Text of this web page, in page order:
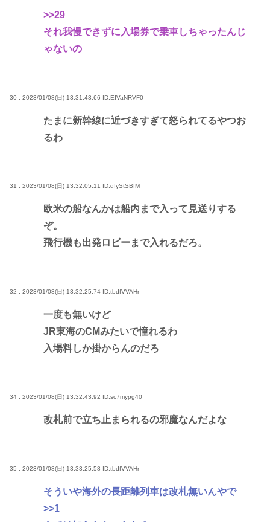
>>29
それ我慢できずに入場券で乗車しちゃったんじ
ゃないの
30 : 2023/01/08(日) 13:31:43.66 ID:EIVaNRVF0
たまに新幹線に近づきすぎて怒られてるやつお
るわ
31 : 2023/01/08(日) 13:32:05.11 ID:dIyStSBfM
欧米の船なんかは船内まで入って見送りする
ぞ。
飛行機も出発ロビーまで入れるだろ。
32 : 2023/01/08(日) 13:32:25.74 ID:tbdfVVAHr
一度も無いけど
JR東海のCMみたいで憧れるわ
入場料しか掛からんのだろ
34 : 2023/01/08(日) 13:32:43.92 ID:sc7mypg40
改札前で立ち止まられるの邪魔なんだよな
35 : 2023/01/08(日) 13:33:25.58 ID:tbdfVVAHr
そういや海外の長距離列車は改札無いんやで
>>1